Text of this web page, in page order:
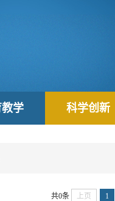
学 科学创新
共0条 上页 1